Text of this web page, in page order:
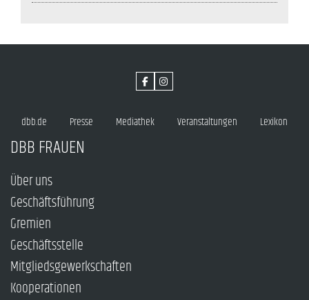
dbb.de Presse Mediathek Veranstaltungen Lexikon
DBB FRAUEN
Über uns
Geschäftsführung
Gremien
Geschäftsstelle
Mitgliedsgewerkschaften
Kooperationen